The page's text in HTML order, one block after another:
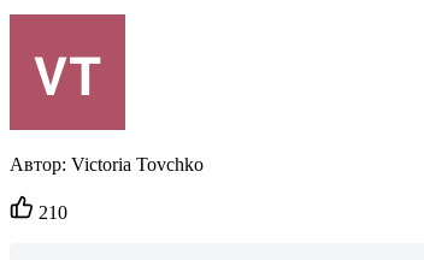
Автор: Victoria Tovchko
Кількість
вподобайок:
210